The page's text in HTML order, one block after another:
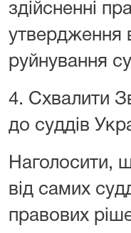
здійсненні
утвердження
руйнування
4. Схвалити
до суддів
Наголосити,
від самих
правових